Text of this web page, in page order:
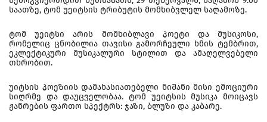
საათზე, ტომ უეიტსის ტრიბუტის მომხიბვლელ საღამოზე.
ტომ უეიტსი არის მომხიბლავი პოეტი და მუსიკოსი,
რომელიც ცნობილია თავისი გამორჩეული ხმის ტემბრით,
ეკლექტიკური მუსიკალური სტილით და ამაღელვებელი
თხრობით.
უიტსის პოეზიის დამახასიათებელი ნიშანი მისი ემოციური
სიღრმე და დაუცველობაა. ტომ უეიტსის მუსიკა მოიცავს
ჟანრების ფართო სპექტრს: ჯაზი, ბლუზი და კაბარე.